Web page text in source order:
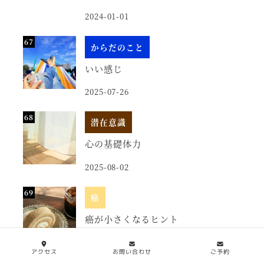
2024-01-01
からだのこと
いい感じ
2025-07-26
潜在意識
心の基礎体力
2025-08-02
癌
癌が小さくなるヒント
2018-05-15
アクセス お問い合わせ ご予約